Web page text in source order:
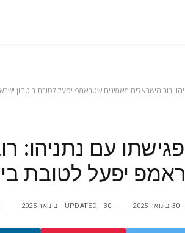
רוב הישראלים מאמינים שטראמפ יפעל לטובת ביטחון
עם נתניהו:
יפעל לטובת
30 בינואר 2025 UPDATED: 30 בינואר 2025